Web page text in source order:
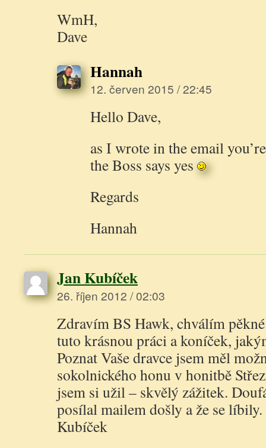
WmH,
Dave
Hannah
12. červen 2015 / 22:45
Hello Dave,
as I wrote in the email
the Boss says yes
Regards
Hannah
Jan Kubíček
26. říjen 2012 / 02:03
Zdravím BS Hawk, chválím
tuto krásnou práci a koníček,
Poznat Vaše dravce jsem měl
sokolnického honu v honitbě
jsem si užil – skvělý zážitek.
posílal mailem došly a že se líbily.
Kubíček